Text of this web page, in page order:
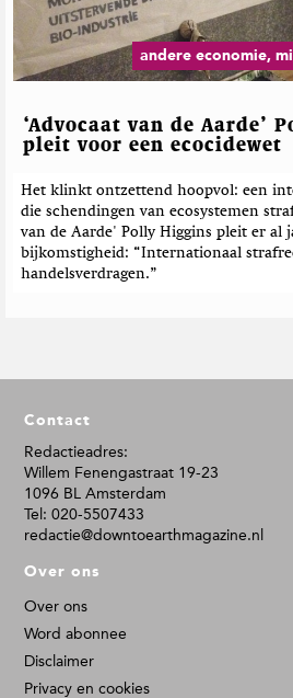
andere economie,
‘Advocaat van de Aarde’
pleit voor een ecocidewet
Het klinkt ontzettend hoopvol: een
die schendingen van ecosystemen
van de Aarde' Polly Higgins pleit er al
bijkomstigheid: “Internationaal
handelsverdragen.”
o
o
Contact
Redactieadres:
Willem Fenengastraat 19-23
1096 BL Amsterdam
Tel: 020-5507433
redactie@downtoearthmagazine.nl
Over ons
Over ons
Word abonnee
Disclaimer
Privacy en cookies